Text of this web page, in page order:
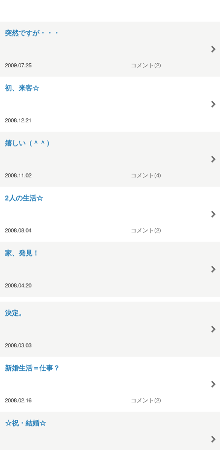
突然ですが・・・
2009.07.25 コメント(2)
初、来客☆
2008.12.21
嬉しい（＾＾）
2008.11.02 コメント(4)
2人の生活☆
2008.08.04 コメント(2)
家、発見！
2008.04.20
決定。
2008.03.03
新婚生活＝仕事？
2008.02.16 コメント(2)
☆祝・結婚☆